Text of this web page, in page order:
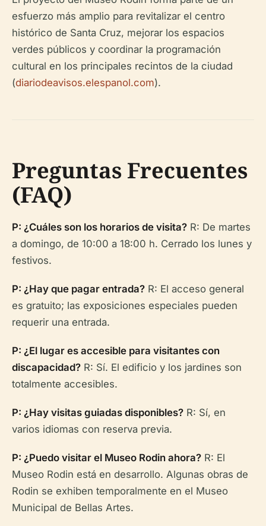
esfuerzo más amplio para revitalizar el centro
histórico de Santa Cruz, mejorar los espacios
verdes públicos y coordinar la programación
cultural en los principales recintos de la ciudad
(diariodeavisos.elespanol.com).
Preguntas Frecuentes
(FAQ)
P: ¿Cuáles son los horarios de visita? R: De martes
a domingo, de 10:00 a 18:00 h. Cerrado los lunes y
festivos.
P: ¿Hay que pagar entrada? R: El acceso general
es gratuito; las exposiciones especiales pueden
requerir una entrada.
P: ¿El lugar es accesible para visitantes con
discapacidad? R: Sí. El edificio y los jardines son
totalmente accesibles.
P: ¿Hay visitas guiadas disponibles? R: Sí, en
varios idiomas con reserva previa.
P: ¿Puedo visitar el Museo Rodin ahora? R: El
Museo Rodin está en desarrollo. Algunas obras de
Rodin se exhiben temporalmente en el Museo
Municipal de Bellas Artes.